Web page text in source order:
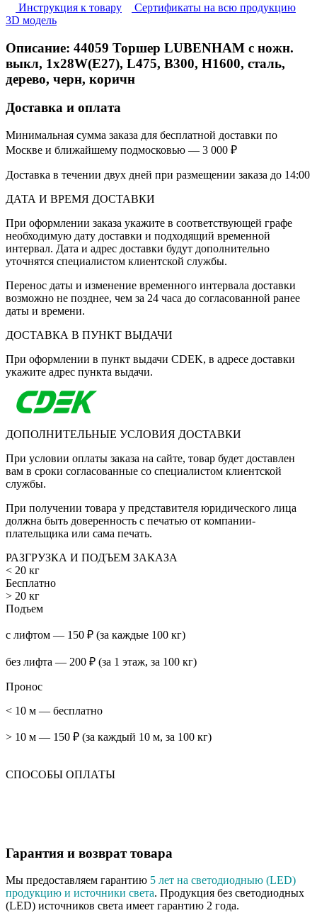
Инструкция к товару
Сертификаты на всю продукцию
3D модель
Описание: 44059 Торшер LUBENHAM с ножн.
выкл, 1х28W(E27), L475, B300, H1600, сталь,
дерево, черн, коричн
Доставка и оплата
Минимальная сумма заказа для бесплатной доставки по
Москве и ближайшему подмосковью — 3 000 ₽
Доставка в течении двух дней при размещении заказа до 14:00
ДАТА И ВРЕМЯ ДОСТАВКИ
При оформлении заказа укажите в соответствующей графе
необходимую дату доставки и подходящий временной
интервал. Дата и адрес доставки будут дополнительно
уточнятся специалистом клиентской службы.
Перенос даты и изменение временного интервала доставки
возможно не позднее, чем за 24 часа до согласованной ранее
даты и времени.
ДОСТАВКА В ПУНКТ ВЫДАЧИ
При оформлении в пункт выдачи CDEK, в адресе доставки
укажите адрес пункта выдачи.
ДОПОЛНИТЕЛЬНЫЕ УСЛОВИЯ ДОСТАВКИ
При условии оплаты заказа на сайте, товар будет доставлен
вам в сроки согласованные со специалистом клиентской
службы.
При получении товара у представителя юридического лица
должна быть доверенность с печатью от компании-
плательщика или сама печать.
РАЗГРУЗКА И ПОДЪЕМ ЗАКАЗА
< 20 кг
Бесплатно
> 20 кг
Подъем
с лифтом — 150 ₽ (за каждые 100 кг)
без лифта — 200 ₽ (за 1 этаж, за 100 кг)
Пронос
< 10 м — бесплатно
> 10 м — 150 ₽ (за каждый 10 м, за 100 кг)
СПОСОБЫ ОПЛАТЫ
Гарантия и возврат товара
Мы предоставляем гарантию 5 лет на светодиодныю (LED)
продукцию и источники света. Продукция без светодиодных
(LED) источников света имеет гарантию 2 года.